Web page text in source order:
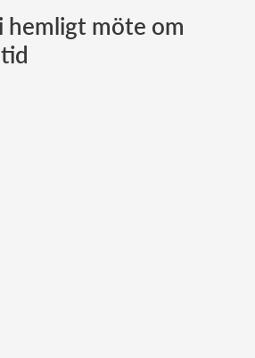
Norska kungahuset
Danska kungahuset
hemligt möte om